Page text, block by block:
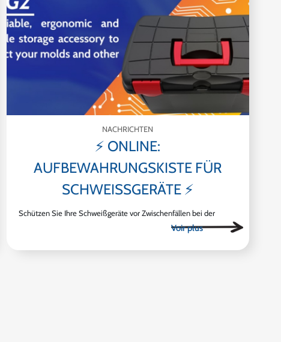
NACHRICHTEN
⚡ ONLINE:
AUFBEWAHRUNGSKISTE FÜR
SCHWEISSGERÄTE ⚡
Schützen Sie Ihre Schweißgeräte vor Zwischenfällen bei der
Handhabung und Lagerung und erleichtern Sie ihnen die